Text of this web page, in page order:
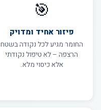
🎯
פיזור אחיד ומדויק
החומר מגיע לכל נקודה בשטח
הרצפה – לא טיפול נקודתי
אלא כיסוי מלא.